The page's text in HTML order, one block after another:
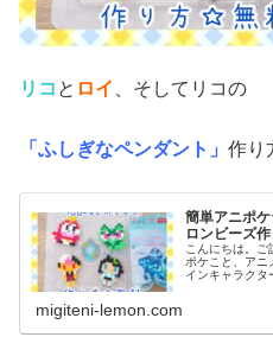
リコ と ロイ 、そしてリコの
「ふしぎなペンダント」 作り
簡単アニポ
ロンビーズ
こんにちは。ご
ポケこと、アニ
インキャラクタ
migiteni-lemon.com